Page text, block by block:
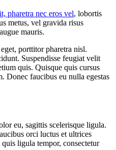
pharetra nec eros vel, lobortis
metus, vel gravida risus
mauris.
porttitor pharetra nisl.
Suspendisse feugiat velit
quis. Quisque quis cursus
Donec faucibus eu nulla egestas
eu, sagittis scelerisque ligula.
orci luctus et ultrices
ligula tempor, consectetur